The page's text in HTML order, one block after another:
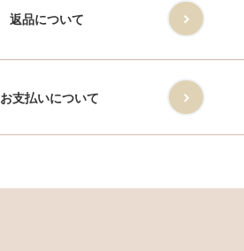
返品について
お支払いについて